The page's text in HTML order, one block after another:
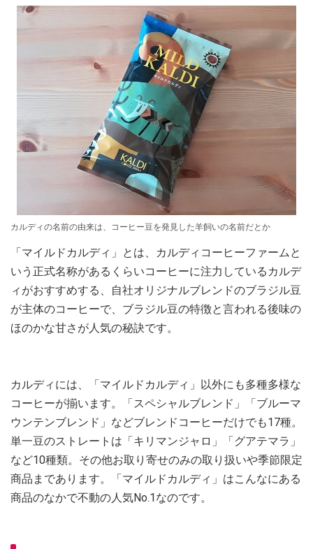
カルディの名前の由来は、コーヒー豆を発見した羊飼いの名前だとか
「マイルドカルディ」とは、カルディコーヒーファームと
いう正式名称があるくらいコーヒーに注力しているカルデ
ィがおすすめする、自社オリジナルブレンドのブラジル豆
が主体のコーヒーで、ブラジル豆の特徴と言われる後味の
ほのかな甘さが人気の秘訣です。
カルディには、「マイルドカルディ」以外にも多種多様な
コーヒーが揃います。「スペシャルブレンド」「ブルーマ
ウンテンブレンド」などブレンドコーヒーだけでも17種。
単一豆のストレートは「キリマンジャロ」「グアテマラ」
など10種類。その他お取り寄せのみの取り扱いや季節限定
商品まであります。「マイルドカルディ」はこんなにある
商品のなかで不動の人気No.1なのです。